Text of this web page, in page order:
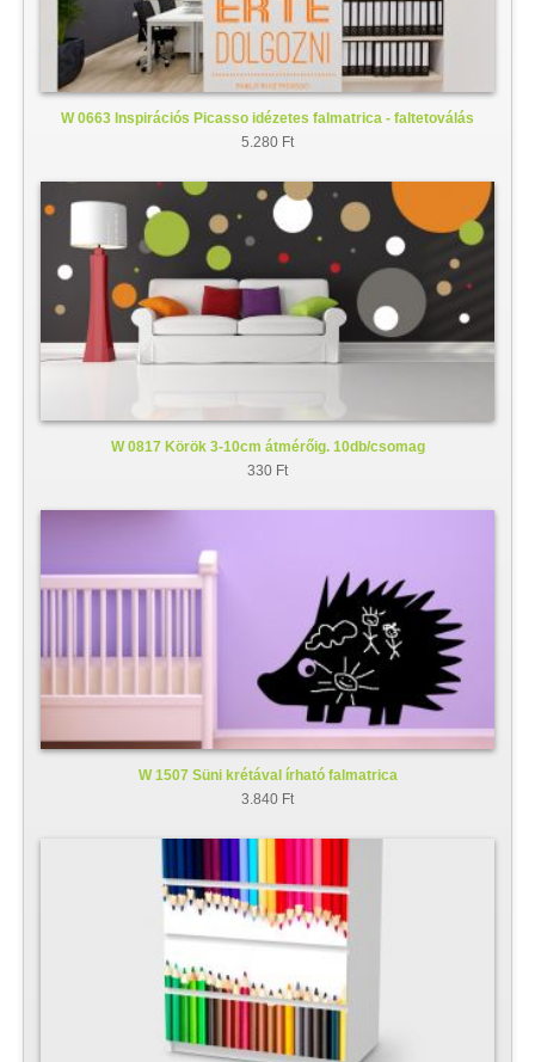
W 0663 Inspirációs Picasso idézetes falmatrica - faltetoválás
5.280 Ft
W 0817 Körök 3-10cm átmérőig. 10db/csomag
330 Ft
W 1507 Süni krétával írható falmatrica
3.840 Ft